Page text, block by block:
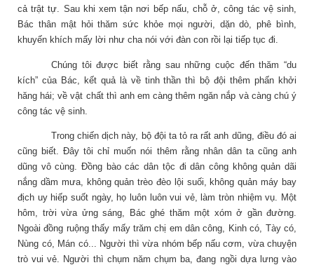
cả trật tự. Sau khi xem tận nơi bếp nấu, chỗ ở, công tác vệ sinh,
Bác thân mật hỏi thăm sức khỏe mọi người, dặn dò, phê bình,
khuyến khích mấy lời như cha nói với đàn con rồi lại tiếp tục đi.
Chúng tôi được biết rằng sau những cuộc đến thăm “du
kích” của Bác, kết quả là về tinh thần thì bộ đội thêm phấn khởi
hăng hái; về vật chất thì anh em càng thêm ngăn nắp và càng chú ý
công tác vệ sinh.
Trong chiến dịch này, bộ đội ta tỏ ra rất anh dũng, điều đó ai
cũng biết. Đây tôi chỉ muốn nói thêm rằng nhân dân ta cũng anh
dũng vô cùng. Đồng bào các dân tộc đi dân công không quản dãi
nắng dầm mưa, không quản trèo đèo lội suối, không quản máy bay
địch uy hiếp suốt ngày, họ luôn luôn vui vẻ, làm tròn nhiệm vụ. Một
hôm, trời vừa ửng sáng, Bác ghé thăm một xóm ở gần đường.
Ngoài đồng ruộng thấy mấy trăm chị em dân công, Kinh có, Tày có,
Nùng có, Mán có... Người thì vừa nhóm bếp nấu cơm, vừa chuyện
trò vui vẻ. Người thì chụm năm chụm ba, đang ngồi dựa lưng vào